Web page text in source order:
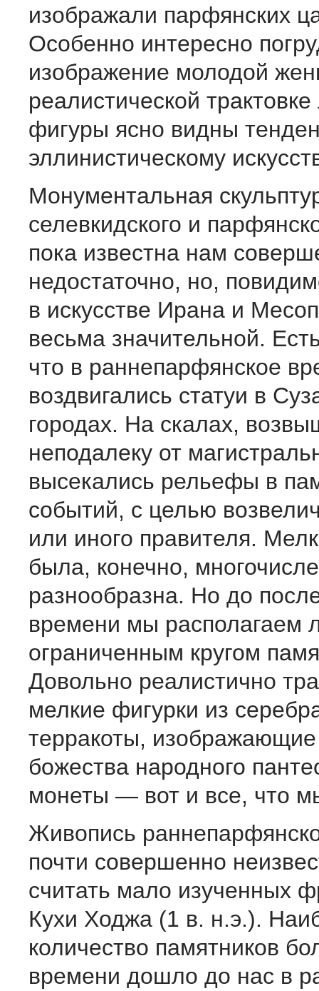
изображали парфянских
Особенно интересно
изображение молодой
реалистической
фигуры ясно видны
эллинистическому
Монументальная
селевкидского и
пока известна нам
недостаточно, но,
в искусстве Ирана и
весьма значительной.
что в раннепарфянское
воздвигались статуи в
городах. На скалах,
неподалеку от
высекались рельефы в
событий, с целью
или иного правителя.
была, конечно,
разнообразна. Но до
времени мы располагаем
ограниченным кругом
Довольно реалистично
мелкие фигурки из
терракоты, изображающие
божества народного
монеты — вот и все, что
Живопись
почти совершенно
считать мало изученных
Кухи Ходжа (1 в. н.э.).
количество памятников
времени дошло до нас в